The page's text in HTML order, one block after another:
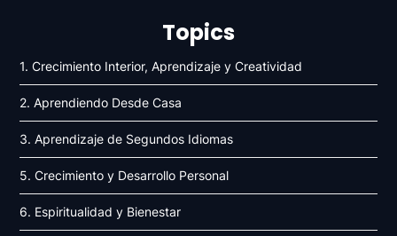
Topics
1. Crecimiento Interior, Aprendizaje y Creatividad
2. Aprendiendo Desde Casa
3. Aprendizaje de Segundos Idiomas
5. Crecimiento y Desarrollo Personal
6. Espiritualidad y Bienestar